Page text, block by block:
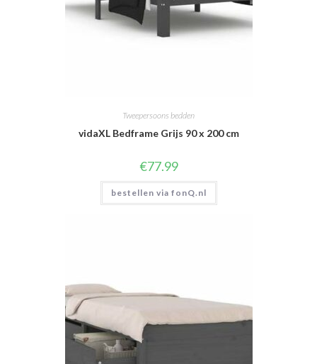
Tweepersoons bedden
vidaXL Bedframe Grijs 90 x 200 cm
€77.99
bestellen via fonQ.nl